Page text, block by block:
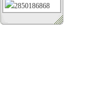
2850186868